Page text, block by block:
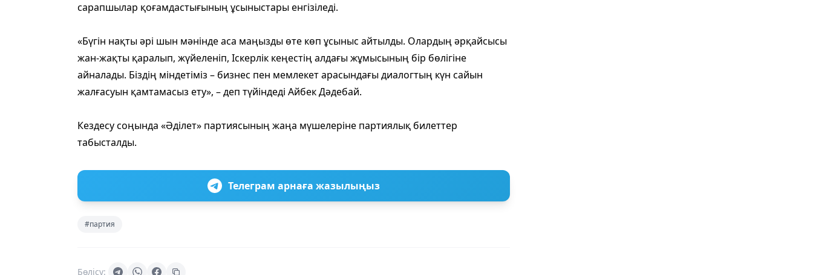
сарапшылар қоғамдастығының ұсыныстары енгізіледі.
«Бүгін нақты әрі шын мәнінде аса маңызды өте көп ұсыныс айтылды. Олардың әрқайсысы
жан-жақты қаралып, жүйеленіп, Іскерлік кеңестің алдағы жұмысының бір бөлігіне
айналады. Біздің міндетіміз – бизнес пен мемлекет арасындағы диалогтың күн сайын
жалғасуын қамтамасыз ету», – деп түйіндеді Айбек Дәдебай.
Кездесу соңында «Әділет» партиясының жаңа мүшелеріне партиялық билеттер
табысталды.
Телеграм арнаға жазылыңыз
#партия
Бөлісу: